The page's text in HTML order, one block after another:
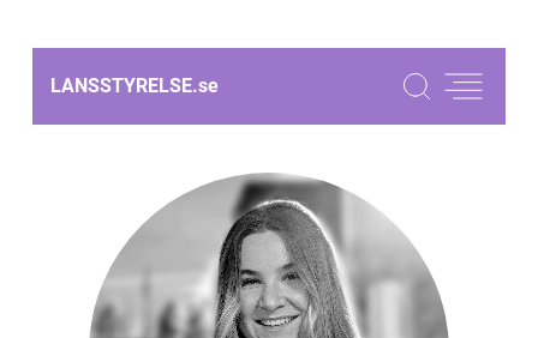
LANSSTYRELSE.se